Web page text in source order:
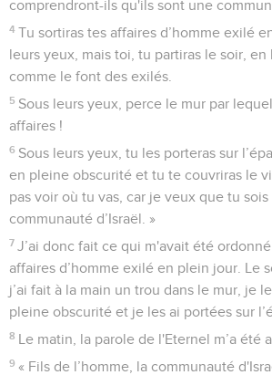
comprendront-ils qu'ils sont une
4 Tu sortiras tes affaires d’homme exilé
leurs yeux, mais toi, tu partiras le soir, en
comme le font des exilés.
5 Sous leurs yeux, perce le mur par
affaires !
6 Sous leurs yeux, tu les porteras sur
en pleine obscurité et tu te couvriras le
pas voir où tu vas, car je veux que tu
communauté d’Israël. »
7 J’ai donc fait ce qui m'avait été ordonné
affaires d’homme exilé en plein jour. Le
j’ai fait à la main un trou dans le mur, je
pleine obscurité et je les ai portées sur
8 Le matin, la parole de l'Eternel m’a été
9 « Fils de l’homme, la communauté